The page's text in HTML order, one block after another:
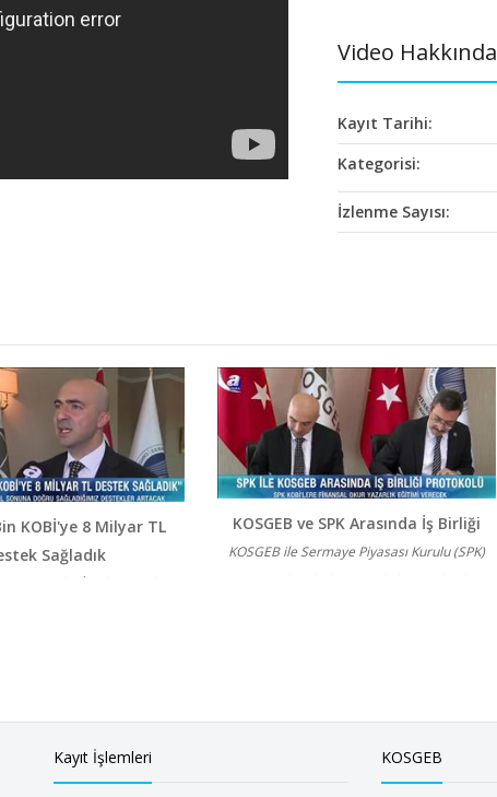
Video Hakkında
Kayıt Tarihi:
Kategorisi:
İzlenme Sayısı:
KOBİ'ye 8 Milyar TL
Sağladık
A. Serdar İbrahimcioğlu, A
KOSGEB ve SPK Arasında İş Birliği
KOSGEB ile Sermaye Piyasası Kurulu (SPK)
Kayıt İşlemleri KOSGEB